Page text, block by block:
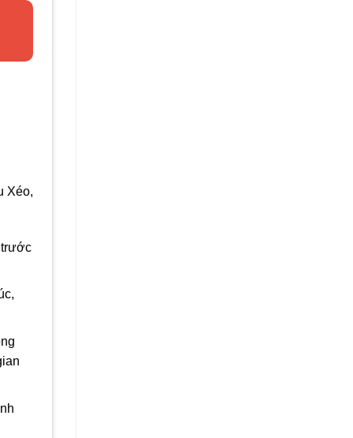
Xéo,
trước